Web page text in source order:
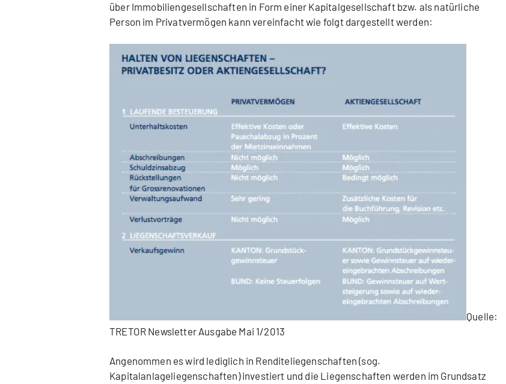
über Immobiliengesellschaften in Form einer Kapitalgesellschaft bzw. als natürliche
Person im Privatvermögen kann vereinfacht wie folgt dargestellt werden:
Quelle:
TRETOR Newsletter Ausgabe Mai 1/2013
Angenommen es wird lediglich in Renditeliegenschaften (sog.
Kapitalanlageliegenschaften) investiert und die Liegenschaften werden im Grundsatz